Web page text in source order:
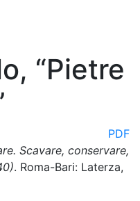
“Pietre
PDF
Scavare, conservare,
. Roma-Bari: Laterza,